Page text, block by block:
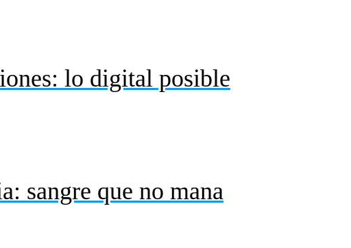
lo digital posible
sangre que no mana